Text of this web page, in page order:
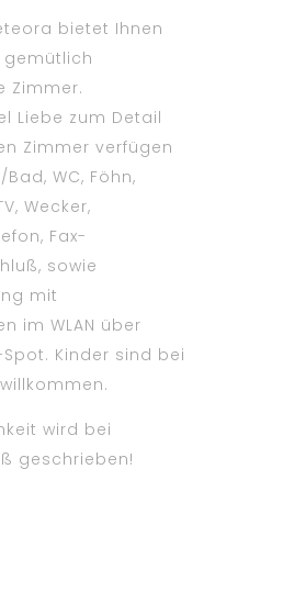
bietet Ihnen
Zimmer.
Liebe zum Detail
Zimmer verfügen
WC, Föhn,
Wecker,
Fax-
sowie
mit
im WLAN über
Kinder sind bei
wird bei
geschrieben!